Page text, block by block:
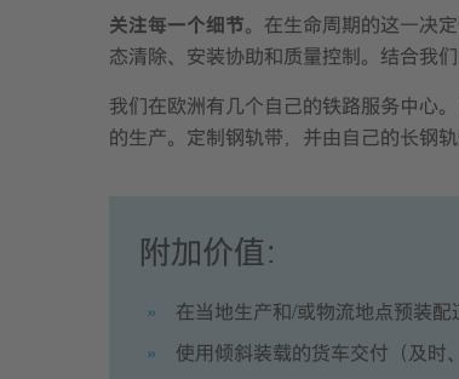
关注每一个细节。在生命周期的这一决
态清除、安装协助和质量控制。结合我
我们在欧洲有几个自己的铁路服务中心
的生产。定制钢轨带，并由自己的长钢
附加价值：
在当地生产和/或物流地点预装配
使用倾斜装载的货车交付（及时